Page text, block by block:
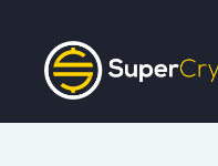
SCN30index
ข่าว
ถาม-ตอบ